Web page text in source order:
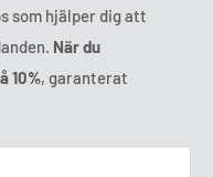
som hjälper dig att
När du
10%, garanterat